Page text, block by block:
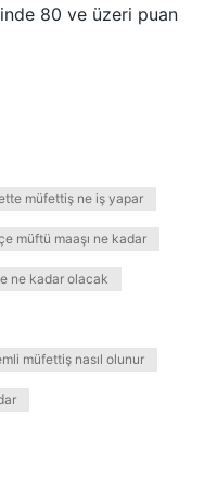
80 ve üzeri puan
müfettiş ne iş yapar
müftü maaşı ne kadar
ne kadar olacak
müfettiş nasıl olunur